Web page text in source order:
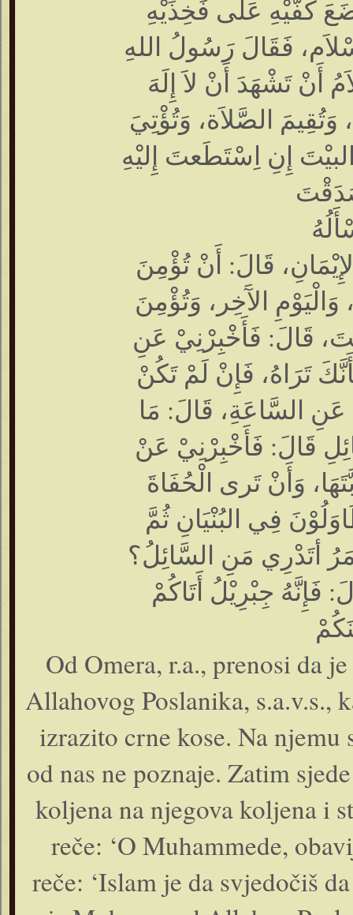
كَفَّيْهِ عَلَى فَخِذَيْهِ
فَقَالَ رَسُولُ اللهِ
أَنْ تَشْهَدَ أَنْ لاَ إِلَهَ
وَتُقِيمَ الصَّلاَة، وَتُؤْتِيَ
إِنِ اِسْتَطَعتَ إِليْهِ
قَالَ: أَنْ تُؤْمِنَ
وَالْيَوْمِ الآَخِر، وَتُؤْمِنَ
قَالَ: فَأَخْبِرْنِيْ عَنِ
تَرَاهُ، فَإِنْ لَمْ تَكُنْ
عَنِ السَّاعَةِ، قَالَ: مَا
قَالَ: فَأَخْبِرْنِيْ عَنْ
وَأَنْ تَرى الْحُفَاةَ
فِي البُنْيَانِ ثُمَّ
أتَدْرِي مَنِ السَّائِلُ؟
فَإِنَّهُ جِبْرِيْلُ أَتَاكُمْ
Od Omera, r.a., prenosi da
Allahovog Poslanika, s.a.v.s.,
izrazito crne kose. Na
od nas ne poznaje. Zatim
koljena na njegova koljena i
reče: ‘O Muhammede,
reče: ‘Islam je da svjedočiš